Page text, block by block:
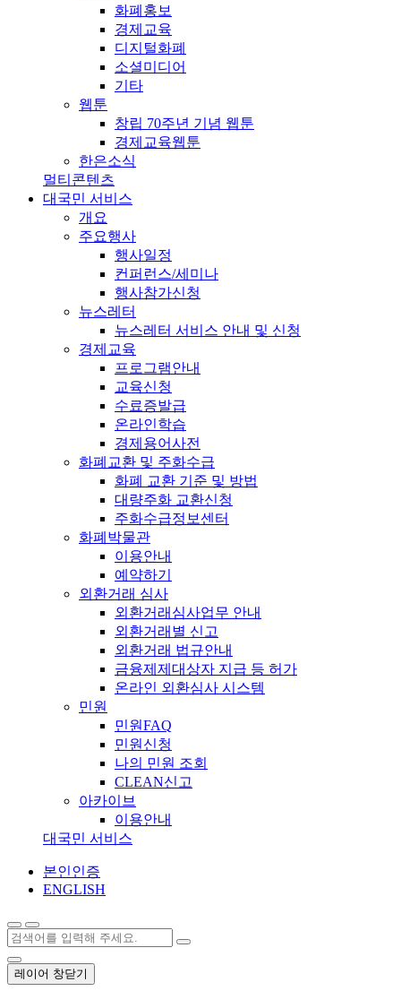
화폐홍보
경제교육
디지털화폐
소셜미디어
기타
웹툰
창립 70주년 기념 웹툰
경제교육웹툰
한은소식
멀티콘텐츠
대국민 서비스
개요
주요행사
행사일정
컨퍼런스/세미나
행사참가신청
뉴스레터
뉴스레터 서비스 안내 및 신청
경제교육
프로그램안내
교육신청
수료증발급
온라인학습
경제용어사전
화폐교환 및 주화수급
화폐 교환 기준 및 방법
대량주화 교환신청
주화수급정보센터
화폐박물관
이용안내
예약하기
외환거래 심사
외환거래심사업무 안내
외환거래별 신고
외환거래 법규안내
금융제제대상자 지급 등 허가
온라인 외환심사 시스템
민원
민원FAQ
민원신청
나의 민원 조회
CLEAN신고
아카이브
이용안내
대국민 서비스
본인인증
ENGLISH
레이어 창닫기